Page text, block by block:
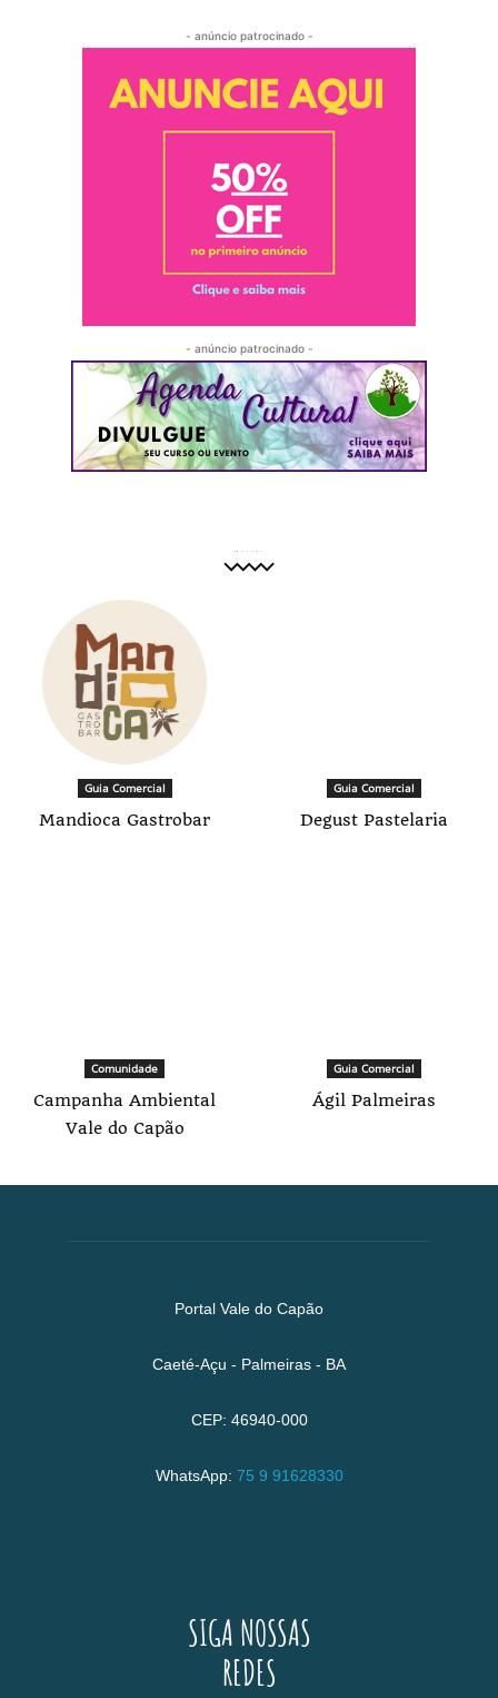
- anúncio patrocinado -
- anúncio patrocinado -
Guia Comercial
Mandioca Gastrobar
Guia Comercial
Degust Pastelaria
Comunidade
Campanha Ambiental
Vale do Capão
Guia Comercial
Ágil Palmeiras
Portal Vale do Capão
Caeté-Açu - Palmeiras - BA
CEP: 46940-000
WhatsApp: 75 9 91628330
SIGA NOSSAS
REDES